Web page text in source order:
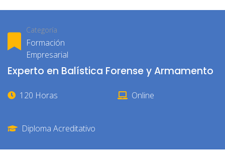
Categoría
Formación
Empresarial
Experto en Balística Forense y Armamento
120 Horas Online
Diploma Acreditativo